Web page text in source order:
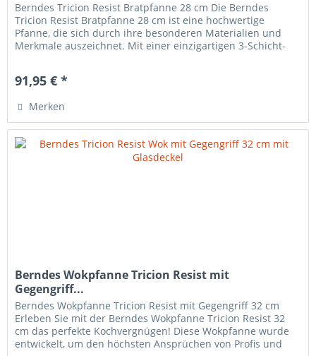
Berndes Tricion Resist Bratpfanne 28 cm Die Berndes
Tricion Resist Bratpfanne 28 cm ist eine hochwertige
Pfanne, die sich durch ihre besonderen Materialien und
Merkmale auszeichnet. Mit einer einzigartigen 3-Schicht-
91,95 € *
Merken
Berndes Wokpfanne Tricion Resist mit
Gegengriff...
Berndes Wokpfanne Tricion Resist mit Gegengriff 32 cm
Erleben Sie mit der Berndes Wokpfanne Tricion Resist 32
cm das perfekte Kochvergnügen! Diese Wokpfanne wurde
entwickelt, um den höchsten Ansprüchen von Profis und